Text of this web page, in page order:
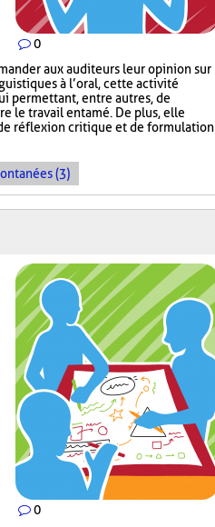
0
aux auditeurs leur opinion sur
à l’oral, cette activité
permettant, entre autres, de
le travail entamé. De plus, elle
réflexion critique et de formulation
(3)
0